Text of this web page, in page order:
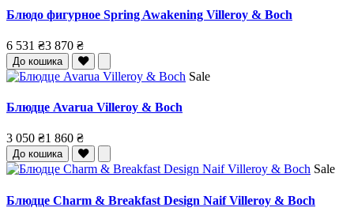
Блюдо фигурное Spring Awakening Villeroy & Boch
6 531 ₴3 870 ₴
До кошика
Sale
Блюдце Avarua Villeroy & Boch
3 050 ₴1 860 ₴
До кошика
Sale
Блюдце Charm & Breakfast Design Naif Villeroy & Boch